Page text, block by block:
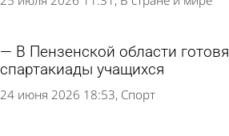
В Пензенской области
спартакиады учащихся
24 июня 2026 18:53 Спорт